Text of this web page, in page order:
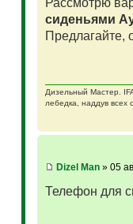
Рассмотрю
сиденьями
Предлагайте,
Дизельный Мастер.
лебедка, наддув всех
Dizel Man» 05
Телефон для